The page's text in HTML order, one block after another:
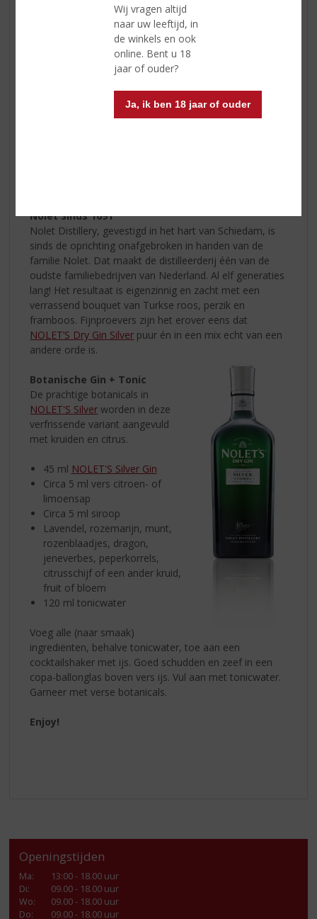
Wij vragen altijd
naar uw leeftijd, in
de winkels en ook
online. Bent u 18
jaar of ouder?
Ja, ik ben 18 jaar of ouder
50 ml Boomsma Limoenlikeur
100 ml premium tonic
Vul een tumblerglas met ijs. Schenk de Boomsma
Nolet Sinds 1691
Nolet Distillery, gevestigd in het hart van Schiedam, is
sinds de oprichting onafgebroken in handen van de
familie Nolet. Dat maakt de distilleerderij één van de
oudste familiebedrijven van Nederland. Al elf generaties
lang! Het resultaat is eigenzinnig en zacht met een
verrassend bouquet van Turkse roos, perzik en
framboos. Fijnproevers zijn het erover eens dat
NOLET’S Dry Gin Silver puur én in een mix echt van een
andere orde is.
Botanische Gin + Tonic
De prachtige botanicals in
NOLET'S Silver worden in deze
verfrissende variant aangevuld
met kruiden en citrus.
45 ml NOLET'S Silver Gin
Circa 5 ml vers citroen- of
limoensap
Circa 5 ml siroop
Lavendel, rozemarijn, munt,
rozenblaadjes, dragon,
jeneverbes, peperkorrels,
citrusschijf of een ander kruid,
fruit of bloem
120 ml tonicwater
Voeg alle (naar smaak)
ingrediënten, behalve tonicwater, toe aan een
cocktailshaker met ijs. Goed schudden en zeef in een
copa-ballonglas boven vers ijs. Vul aan met tonicwater.
Garneer met verse botanicals.
Enjoy!
Openingstijden
Ma:
13:00 - 18.00 uur
Di:
09.00 - 18.00 uur
Wo:
09.00 - 18.00 uur
Do:
09.00 - 18.00 uur